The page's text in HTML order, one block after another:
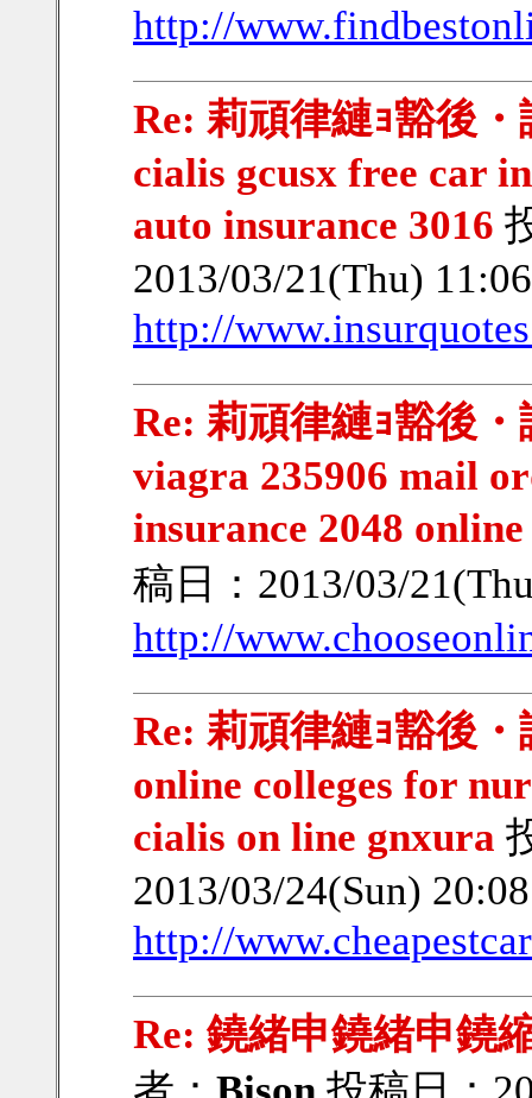
http://
Re: 莉頑律縺ｮ豁後・
cialis gcusx free car
auto insurance 3016
2013/03/21(Thu)
http://
Re: 莉頑律縺ｮ豁後
viagra 235906 mail
insurance 2048
稿日：2013/03/
http://
Re: 莉頑律縺ｮ豁後
online colleges for
cialis on line gnxura
2013/03/24(Sun)
http://
Re: 鐃緒申鐃緒申鐃